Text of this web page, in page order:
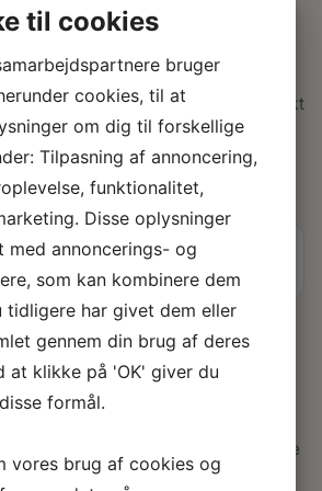
ramme, hvor der stadig ikke
åbenheden.
åben pavillon på 9 m2 med et smukt
udhængs- og sternbrædder,
pavillonen med træbeskyttelse
til cookies
bruger
cookies, til at
om dig til forskellige
Tilpasning af annoncering,
funktionalitet,
Disse oplysninger
med annoncerings- og
som kan kombinere dem
tidligere har givet dem eller
gennem din brug af deres
at klikke på 'OK' giver du
formål.
vores brug af cookies og